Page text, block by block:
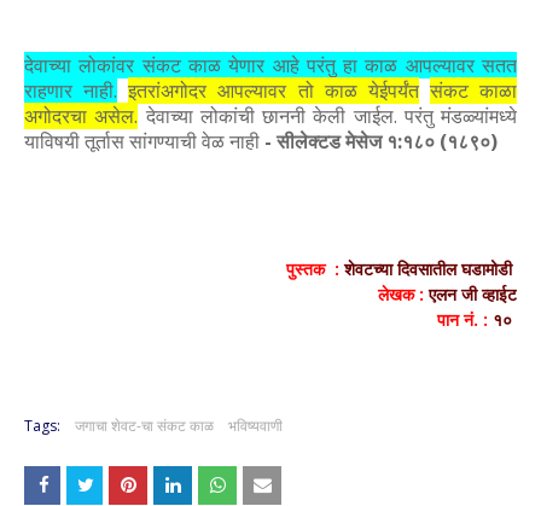
देवाच्या लोकांवर संकट काळ येणार आहे परंतु हा काळ आपल्यावर सतत
राहणार नाही. इतरांअगोदर आपल्यावर तो काळ येईपर्यंत संकट काळा
अगोदरचा असेल. देवाच्या लोकांची छाननी केली जाईल. परंतु मंडळ्यांमध्ये
याविषयी तूर्तास सांगण्याची वेळ नाही - सीलेक्टड मेसेज १:१८० (१८९०)
पुस्तक : शेवटच्या दिवसातील घडामोडी
लेखक : एलन जी व्हाईट
पान नं. : १०
Tags: जगाचा शेवट-चा संकट काळ भविष्यवाणी